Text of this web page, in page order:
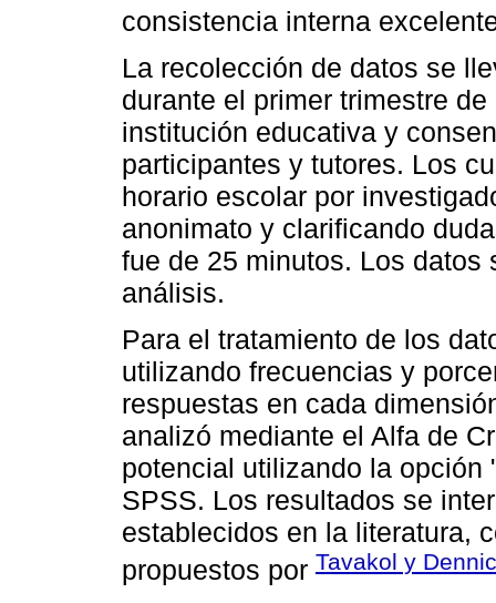
consistencia interna
La recolección de datos se
durante el primer trimestre
institución educativa y
participantes y tutores. Los
horario escolar por
anonimato y clarificando
fue de 25 minutos. Los datos
análisis.
Para el tratamiento de los
utilizando frecuencias y
respuestas en cada
analizó mediante el Alfa de
potencial utilizando la
SPSS. Los resultados se
establecidos en la literatura,
propuestos por Tavakol y